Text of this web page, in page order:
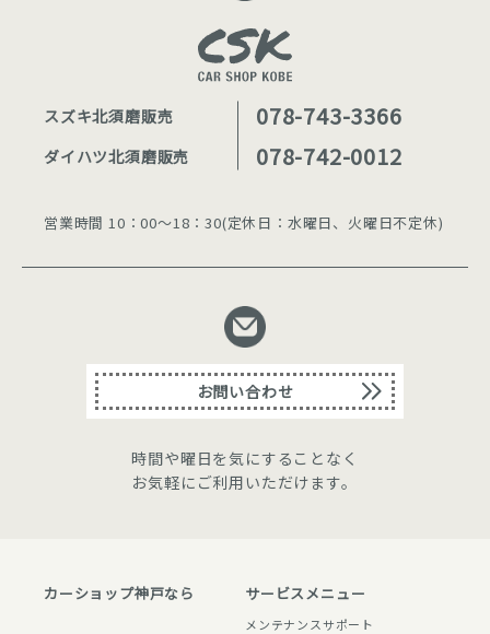
スズキ北須磨販売
ダイハツ北須磨販売
078-743-3366
078-742-0012
営業時間 10：00〜18：30(定休日：水曜日、火曜日不定休)
お問い合わせ
時間や曜日を気にすることなく
お気軽にご利用いただけます。
カーショップ神⼾なら サービスメニュー
メンテナンスサポート